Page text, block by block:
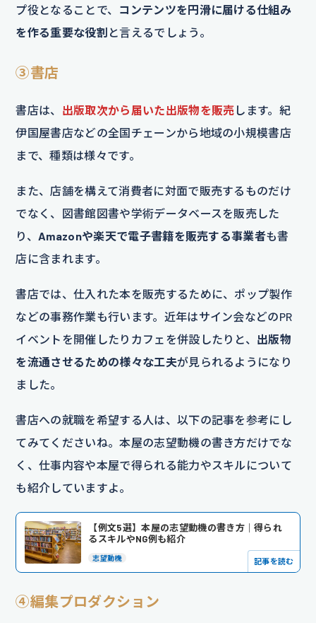
プ役となることで、 コンテンツを円滑に届ける仕組み
を作る重要な役割 と言えるでしょう。
③書店
書店は、 出版取次から届いた出版物を販売 します。紀
伊国屋書店などの全国チェーンから地域の小規模書店
まで、種類は様々です。
また、店舗を構えて消費者に対面で販売するものだけ
でなく、図書館図書や学術データベースを販売した
り、Amazonや楽天で電子書籍を販売する事業者も書
店に含まれます。
書店では、仕入れた本を販売するために、ポップ製作
などの事務作業も行います。近年はサイン会などのPR
イベントを開催したりカフェを併設したりと、 出版物
を流通させるための様々な工夫が見られるようになり
ました。
書店への就職を希望する人は、以下の記事を参考にし
てみてくださいね。本屋の志望動機の書き方だけでな
く、仕事内容や本屋で得られる能力やスキルについて
も紹介していますよ。
【例文5選】本屋の志望動機の書き方｜得られ
るスキルやNG例も紹介
志望動機 記事を読む
④編集プロダクション